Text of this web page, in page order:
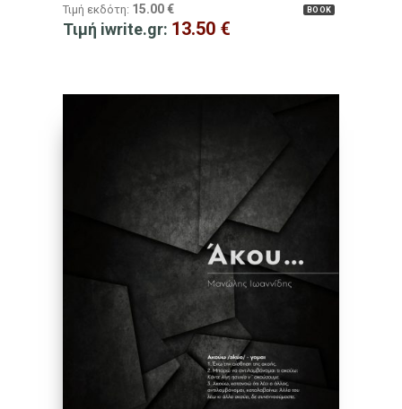
BOOK
Τιμή εκδότη: 15.00 €
Τιμή iwrite.gr: 13.50 €